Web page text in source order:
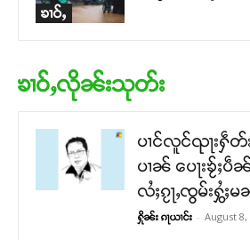
ၶၢဝ်ႇ
ၶၢဝ်ႇလိုၼ်းသုတ်း
ပၢင်လူင်ၺႃးႁဵတ်း
ပၢၼ် ​​ပေႃးၶႂ်ႈပဵ
လႆႈၵႂႃႇၸွမ်းႁွႆႈ
ႁိုၼ်း ၵႃယၢင်း - August 8,